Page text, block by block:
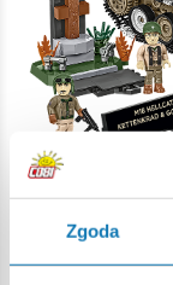
Zgoda
laserowo
numerem